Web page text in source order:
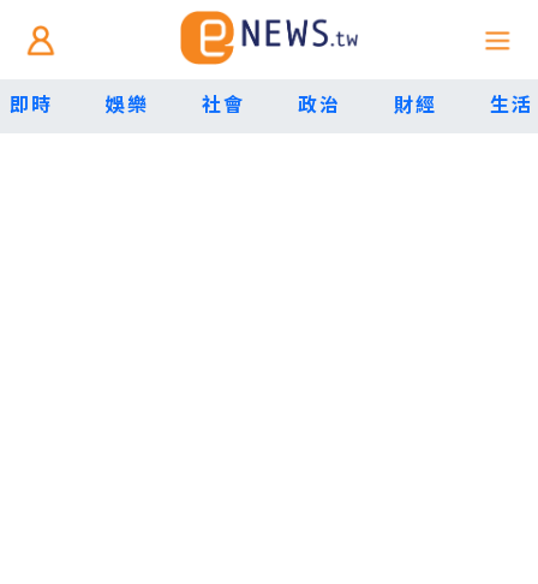
即時 娛樂 社會 政治 財經 生活